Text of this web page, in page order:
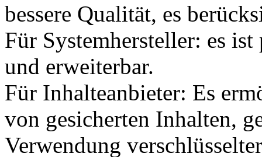
bessere Qualität, es
Für Systemhersteller: es
und erweiterbar.
Für Inhalteanbieter: Es
von gesicherten Inhalten,
Verwendung